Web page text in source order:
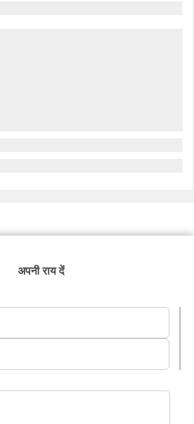
अपनी राय दें